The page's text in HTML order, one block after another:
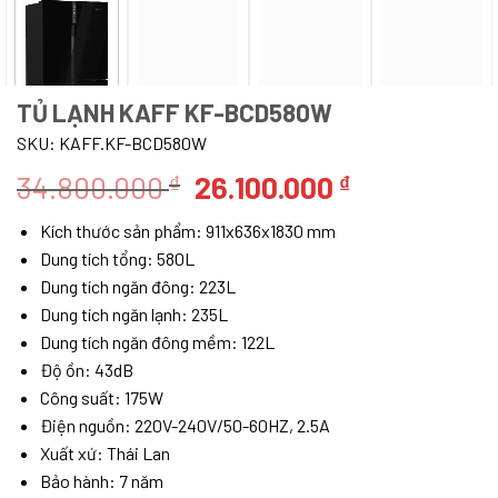
TỦ LẠNH KAFF KF-BCD580W
SKU: KAFF.KF-BCD580W
34.800.000₫ Giá
là:
34.800.000 ₫.
26.100.000 ₫Giá
Kích thước sản phẩm: 911x636x1830 mm
Dung tích tổng: 580L
Dung tích ngăn đông: 223L
Dung tích ngăn lạnh: 235L
Dung tích ngăn đông mềm: 122L
Độ ồn: 43dB
Công suất: 175W
Điện nguồn: 220V-240V/50-60HZ, 2.5A
Xuất xứ: Thái Lan
Bảo hành: 7 năm